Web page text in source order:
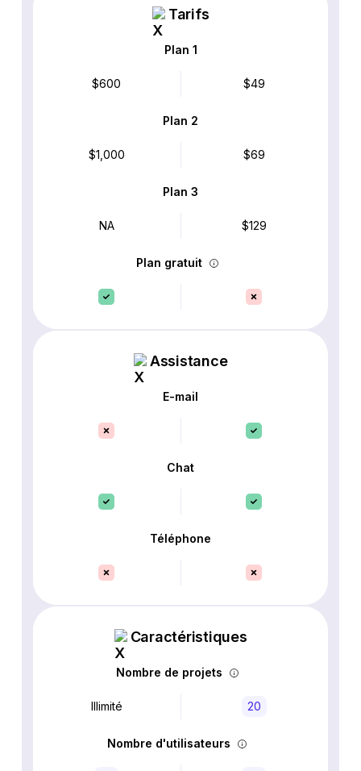
Tarifs
Plan 1
$600 $49
Plan 2
$1,000 $69
Plan 3
NA $129
Plan gratuit
Assistance
E-mail
Chat
Téléphone
Caractéristiques
Nombre de projets
Illimité 20
Nombre d'utilisateurs